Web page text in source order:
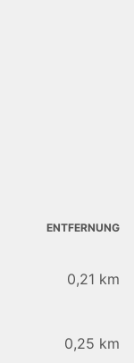
ENTFERNUNG
0,21 km
0,25 km